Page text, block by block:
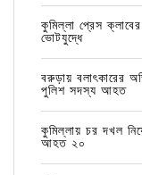
কুমিল্লা প্রেস
ভোটযুদ্ধে
বরুড়ায় বলাৎকারের
পুলিশ সদস্য আহত
কুমিল্লায় চর দখল
আহত ২০